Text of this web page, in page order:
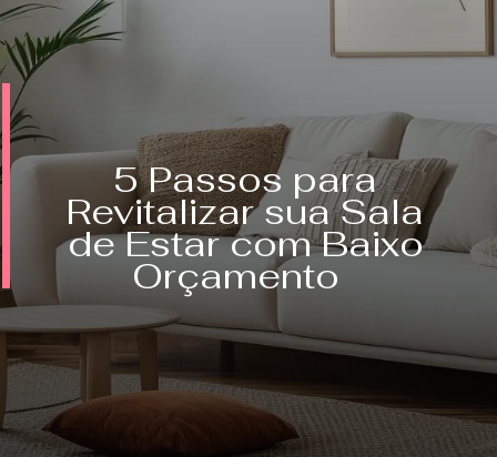
5 Passos para
Revitalizar sua Sala
de Estar com Baixo
Orçamento